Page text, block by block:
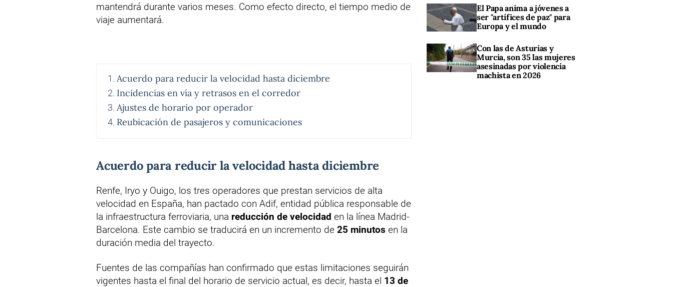
mantendrá durante varios meses. Como efecto directo, el tiempo medio de
viaje aumentará.
Acuerdo para reducir la velocidad hasta diciembre
Incidencias en vía y retrasos en el corredor
Ajustes de horario por operador
Reubicación de pasajeros y comunicaciones
Acuerdo para reducir la velocidad hasta diciembre
Renfe, Iryo y Ouigo, los tres operadores que prestan servicios de alta
velocidad en España, han pactado con Adif, entidad pública responsable de
la infraestructura ferroviaria, una reducción de velocidad en la línea Madrid-
Barcelona. Este cambio se traducirá en un incremento de 25 minutos en la
duración media del trayecto.
Fuentes de las compañías han confirmado que estas limitaciones seguirán
vigentes hasta el final del horario de servicio actual, es decir, hasta el 13 de
El Papa anima a jóvenes a
ser "artífices de paz" para
Europa y el mundo
Con las de Asturias y
Murcia, son 35 las mujeres
asesinadas por violencia
machista en 2026